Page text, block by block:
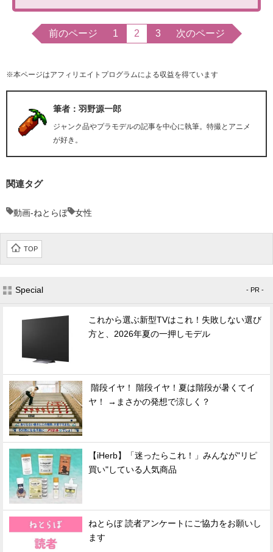
前のページ 1 2 3 次のページ
※本ページはアフィリエイトプログラムによる収益を得ています
筆者：羽野源一郎
ジャンク品やプラモデルの記事を中心に執筆。特撮とアニメ
が好き。
関連タグ
動画-ねとらぼ 女性
TOP
Special - PR -
これから選ぶ新型TVはこれ！失敗しない選び
方と、2026年夏の一押しモデル
階段イヤ！ 階段イヤ！夏は階段が暑くてイ
ヤ！ →まさかの発想で涼しく？
【iHerb】「迷ったらこれ！」みんなが"リピ
買い"している人気商品
ねとらぼ 読者アンケートにご協力をお願いし
ます